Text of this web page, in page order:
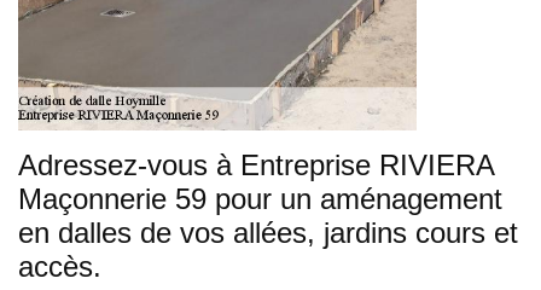
Adressez-vous à Entreprise RIVIERA
Maçonnerie 59 pour un aménagement
en dalles de vos allées, jardins cours et
accès.